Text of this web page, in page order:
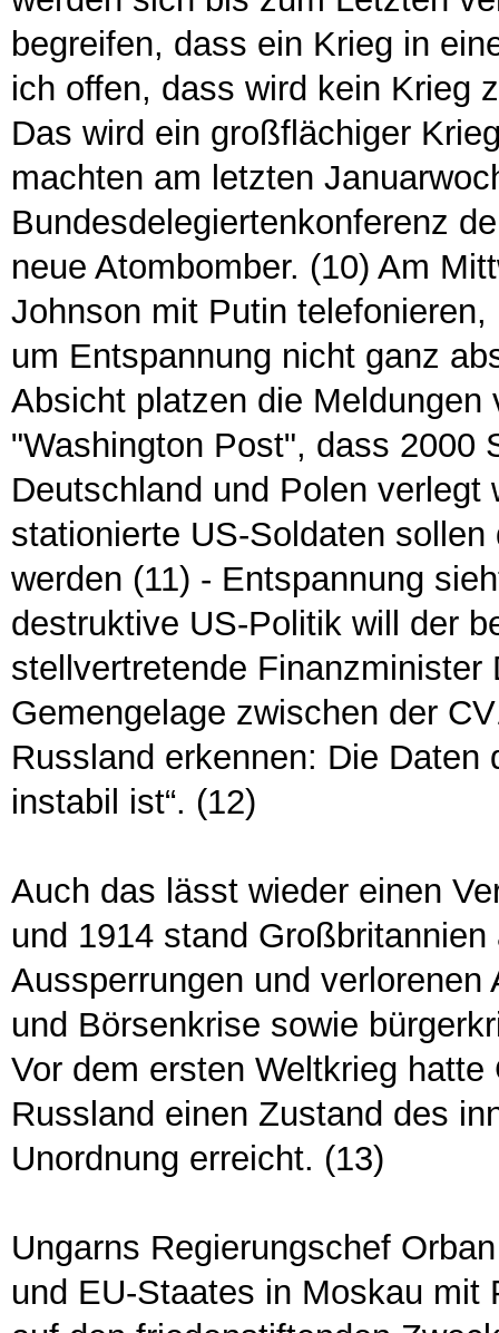
begreifen, dass ein Krieg in
ich offen, dass wird kein Krieg
Das wird ein großflächiger
machten am letzten
Bundesdelegiertenkonferenz
neue Atombomber. (10) Am
Johnson mit Putin
um Entspannung nicht ganz
Absicht platzen die
"Washington Post", dass 2000
Deutschland und Polen
stationierte US-Soldaten
werden (11) - Entspannung
destruktive US-Politik will der
stellvertretende
Gemengelage zwischen der
Russland erkennen: Die Daten
instabil ist“. (12)
Auch das lässt wieder einen
und 1914 stand
Aussperrungen und
und Börsenkrise sowie
Vor dem ersten Weltkrieg
Russland einen Zustand des
Unordnung erreicht. (13)
Ungarns Regierungschef
und EU-Staates in Moskau mit